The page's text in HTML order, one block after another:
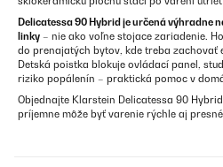
Delicatessa 90 Hybrid je určená výhradne
linky – nie ako voľne stojace zariadenie.
do prenajatých bytov, kde treba zachovať
Detská poistka blokuje ovládací panel,
riziko popálenín – praktická pomoc v
Objednajte Klarstein Delicatessa 90
príjemne môže byť varenie rýchle aj